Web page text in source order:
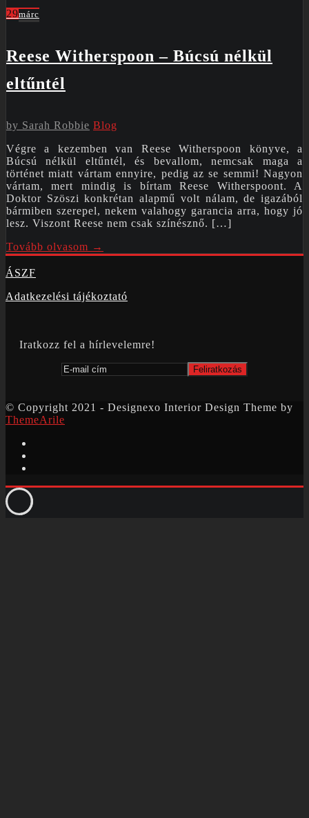
29márc
Reese Witherspoon – Búcsú nélkül
eltűntél
by Sarah Robbie Blog
Végre a kezemben van Reese Witherspoon könyve, a
Búcsú nélkül eltűntél, és bevallom, nemcsak maga a
történet miatt vártam ennyire, pedig az se semmi! Nagyon
vártam, mert mindig is bírtam Reese Witherspoont. A
Doktor Szöszi konkrétan alapmű volt nálam, de igazából
bármiben szerepel, nekem valahogy garancia arra, hogy jó
lesz. Viszont Reese nem csak színésznő. […]
Tovább olvasom →
ÁSZF
Adatkezelési tájékoztató
Iratkozz fel a hírlevelemre!
© Copyright 2021 - Designexo Interior Design Theme by
ThemeArile